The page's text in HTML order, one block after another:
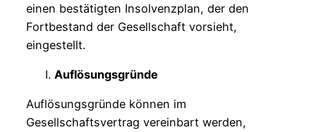
einen bestätigten Insolvenzplan, der den
Fortbestand der Gesellschaft vorsieht,
eingestellt.
Auflösungsgründe
Auflösungsgründe können im
Gesellschaftsvertrag vereinbart werden,